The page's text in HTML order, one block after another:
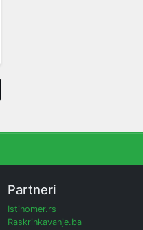
Partneri
Istinomer.rs
Raskrinkavanje.ba